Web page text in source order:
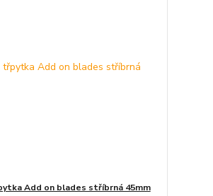
Add on blades stříbrná 45mm